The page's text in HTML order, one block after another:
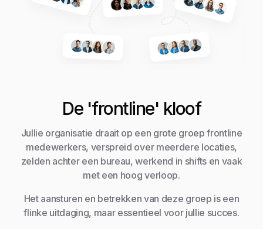
De 'frontline' kloof
Jullie organisatie draait op een grote groep frontline
medewerkers, verspreid over meerdere locaties,
zelden achter een bureau, werkend in shifts en vaak
met een hoog verloop.
Het aansturen en betrekken van deze groep is een
flinke uitdaging, maar essentieel voor jullie succes.